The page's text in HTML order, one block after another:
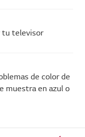
tu televisor
de color de
muestra en azul o